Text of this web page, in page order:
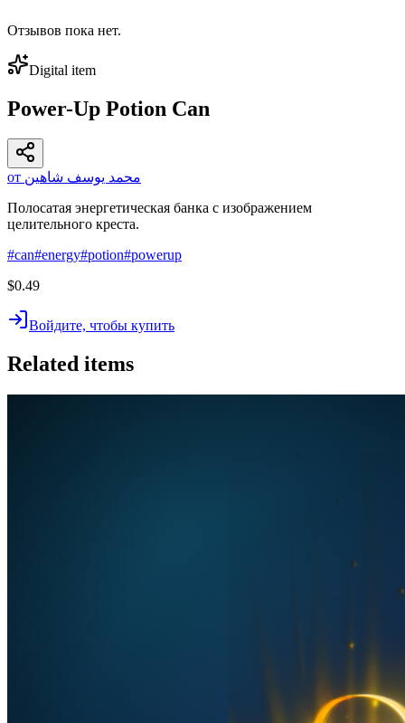
Отзывов пока нет.
Digital item
Power-Up Potion Can
от محمد يوسف شاهين
Полосатая энергетическая банка с изображением
целительного креста.
#can#energy#potion#powerup
$0.49
Войдите, чтобы купить
Related items